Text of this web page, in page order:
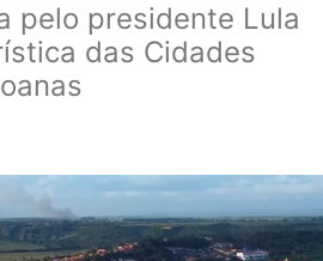
pelo presidente Lula
das Cidades